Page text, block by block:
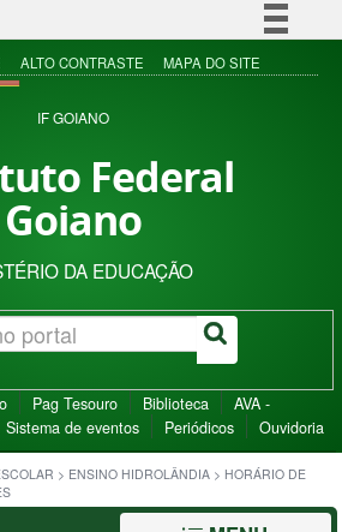
Simplifique!
Acesso à informação
ALTO CONTRASTE MAPA DO SITE
IF GOIANO
Federal
Goiano
DA EDUCAÇÃO
Pag Tesouro Biblioteca
AVA -
Sistema de eventos Periódicos Ouvidoria
> ENSINO HIDROLÂNDIA > HORÁRIO DE